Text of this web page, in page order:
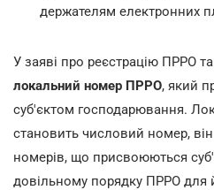
держателям електронних
У заяві про реєстрацію ПРРО
локальний номер ПРРО, який
суб'єктом господарювання.
становить числовий номер,
номерів, що присвоюються
довільному порядку ПРРО для